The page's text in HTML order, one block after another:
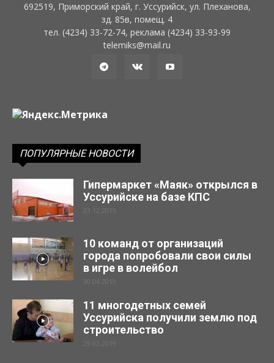
692519, Приморский край, г. Уссурийск, ул. Плеханова,
зд. 85в, помещ. 4
тел. (4234) 33-72-74, реклама (4234) 33-93-99
telemiks@mail.ru
ПОПУЛЯРНЫЕ НОВОСТИ
Гипермаркет «Маяк» открылся в
Уссурийске на базе КПС
23.12.2019
10 команд от организаций
города попробовали свои силы
в игре в волейбол
30.04.2019
11 многодетных семей
Уссурийска получили землю под
строительство
29.03.2019